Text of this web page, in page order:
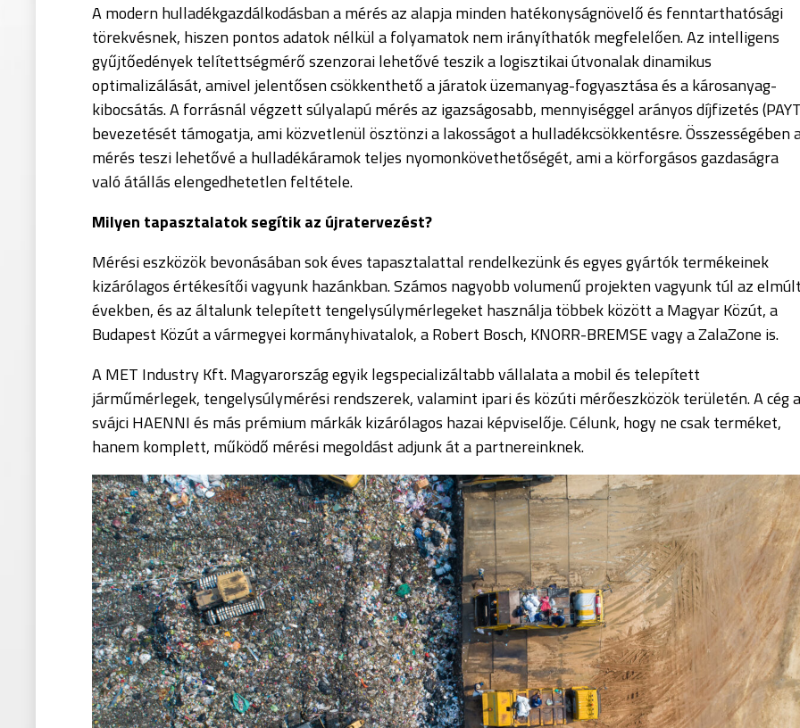
A modern hulladékgazdálkodásban a mérés az alapja minden hatékonyságnövelő és fenntarthatósági
törekvésnek, hiszen pontos adatok nélkül a folyamatok nem irányíthatók megfelelően. Az intelligens
gyűjtőedények telítettségmérőszenzorailehetővé teszik a logisztikai útvonalak dinamikus
optimalizálását, amivel jelentősen csökkenthető a járatok üzemanyag-fogyasztása és a károsanyag-
kibocsátás. A forrásnál végzett súlyalapú mérés az igazságosabb, mennyiséggel arányos díjfizetés
bevezetését támogatja, ami közvetlenülösztönzia lakosságot a hulladékcsökkentésre. Összességében
mérés teszi lehetővé a hulladékáramok teljes nyomonkövethetőségét, ami a körforgásos gazdaságra
való átállás elengedhetetlen feltétele.
Milyen tapasztalatok segítik az újratervezést?
Mérési eszközök bevonásában sok éves tapasztalattal rendelkezünk és egyes gyártók termékeinek
kizárólagosértékesítőivagyunk hazánkban. Számos nagyobb volumenű projekten vagyunk túl az
években, és az általunk telepített tengelysúlymérlegeket használja többek között a Magyar Közút, a
Budapest Közút a vármegyei kormányhivatalok, a Robert Bosch, KNORR-BREMSE vagy aZalaZone is.
A MET IndustryKft. Magyarország egyiklegspecializáltabbvállalata a mobil és telepített
járműmérlegek, tengelysúlymérési rendszerek, valamint ipari és közúti mérőeszközök területén. A cég
svájci HAENNI és más prémium márkák kizárólagos hazai képviselője. Célunk, hogy ne csak terméket,
hanem komplett, működő mérési megoldást adjunk át a partnereinknek.